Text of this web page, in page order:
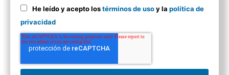
He leído y acepto lostérminos de usoy la política de
privacidad